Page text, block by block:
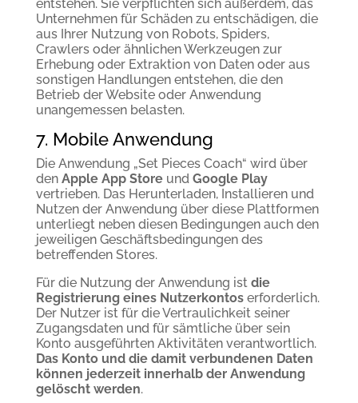
entstehen. Sie verpflichten sich außerdem, das
Unternehmen für Schäden zu entschädigen, die
aus Ihrer Nutzung von Robots, Spiders,
Crawlers oder ähnlichen Werkzeugen zur
Erhebung oder Extraktion von Daten oder aus
sonstigen Handlungen entstehen, die den
Betrieb der Website oder Anwendung
unangemessen belasten.
7. Mobile Anwendung
Die Anwendung „Set Pieces Coach“ wird über
den Apple App Storeund Google Play
vertrieben. Das Herunterladen, Installieren und
Nutzen der Anwendung über diese Plattformen
unterliegt neben diesen Bedingungen auch den
jeweiligen Geschäftsbedingungen des
betreffenden Stores.
Für die Nutzung der Anwendung ist die
Registrierung eines Nutzerkontoserforderlich.
Der Nutzer ist für die Vertraulichkeit seiner
Zugangsdaten und für sämtliche über sein
Konto ausgeführten Aktivitäten verantwortlich.
Das Konto und die damit verbundenen Daten
können jederzeit innerhalb der Anwendung
gelöscht werden.